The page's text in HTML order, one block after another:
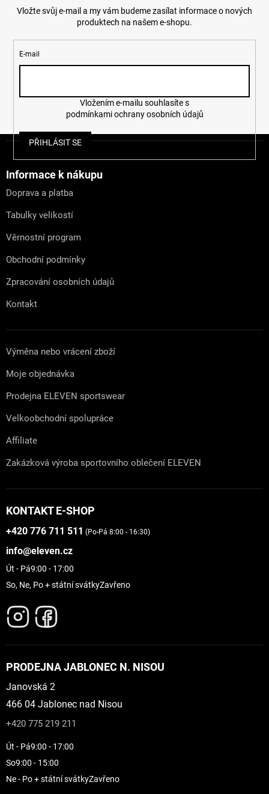
Vložte svůj e-mail a my vám budeme zasílat informace o nových
produktech na našem e-shopu.
E-mail
podmínkami ochrany osobních údajů
PŘIHLÁSIT SE
Informace k nákupu
Doprava a platba
Tabulky velikostí
Věrnostní program
Obchodní podmínky
Zpracování osobních údajů
Kontakt
Výměna nebo vrácení zboží
Moje objednávka
Prodejna ELEVEN sportswear
Velkoobchodní spolupráce
Affiliate
Zakázková výroba sportovního oblečení ELEVEN
KONTAKT E-SHOP
+420 776 711 511 (Po-Pá 8:00 - 16:30)
info@eleven.cz
Út - Pá9:00 - 17:00
So, Ne, Po + státní svátkyZavřeno
PRODEJNA JABLONEC N. NISOU
Janovská 2
466 04 Jablonec nad Nisou
+420 775 219 211
Út - Pá9:00 - 17:00
So9:00 - 15:00
Ne - Po + státní svátkyZavřeno